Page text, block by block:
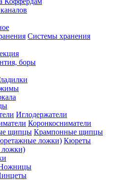
Системы хранения
боры
Иглодержатели
Коронкосниматели
Крампонные щипцы
Кюреты